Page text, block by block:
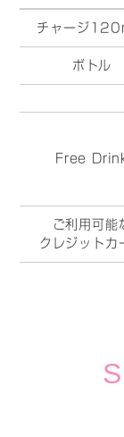
チャージ
ボトル
Free
ご利用可能
クレジットカ